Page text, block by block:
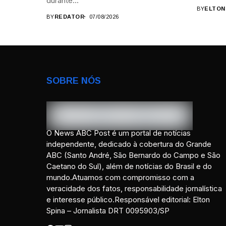
BYREDATOR 07/08/2026
BY
SOBRE NÓS
O News ABC Post é um portal de notícias
independente, dedicado à cobertura do Grande
ABC (Santo André, São Bernardo do Campo e São
Caetano do Sul), além de notícias do Brasil e do
mundo.Atuamos com compromisso com a
veracidade dos fatos, responsabilidade jornalística
e interesse público.Responsável editorial: Elton
Spina – Jornalista DRT 0095903/SP